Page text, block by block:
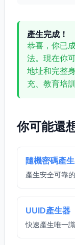
產生完成！
恭喜，你已
法。現在你
地址和完整
充、教育培
你可能還
隨機密碼產
產生安全可靠
UUID產生器
快速產生唯一